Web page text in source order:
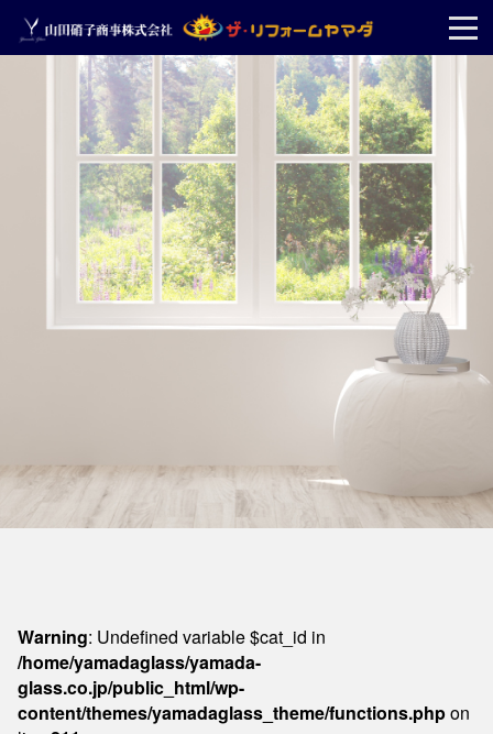
Warning: Undefined variable $cat_id in
/home/yamadaglass/yamada-
glass.co.jp/public_html/wp-
content/themes/yamadaglass_theme/functions.phpon